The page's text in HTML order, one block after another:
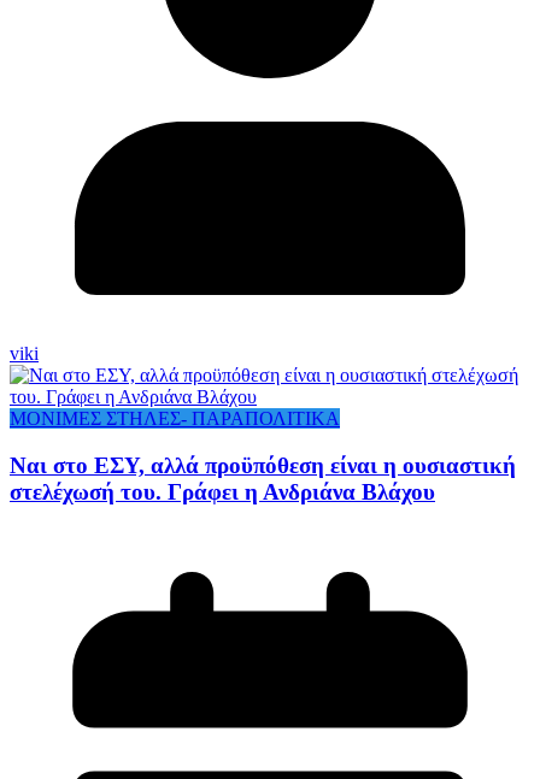
viki
ΜΟΝΙΜΕΣ ΣΤΗΛΕΣ- ΠΑΡΑΠΟΛΙΤΙΚΑ
Ναι στο ΕΣΥ, αλλά προϋπόθεση είναι η ουσιαστική
στελέχωσή του. Γράφει η Ανδριάνα Βλάχου